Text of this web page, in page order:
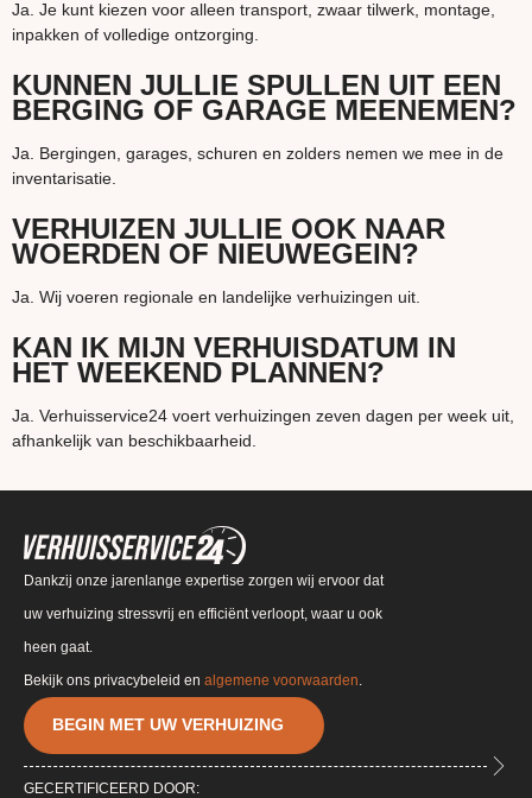
Ja. Je kunt kiezen voor alleen transport, zwaar tilwerk, montage,
inpakken of volledige ontzorging.
KUNNEN JULLIE SPULLEN UIT EEN
BERGING OF GARAGE MEENEMEN?
Ja. Bergingen, garages, schuren en zolders nemen we mee in de
inventarisatie.
VERHUIZEN JULLIE OOK NAAR
WOERDEN OF NIEUWEGEIN?
Ja. Wij voeren regionale en landelijke verhuizingen uit.
KAN IK MIJN VERHUISDATUM IN
HET WEEKEND PLANNEN?
Ja. Verhuisservice24 voert verhuizingen zeven dagen per week uit,
afhankelijk van beschikbaarheid.
Dankzij onze jarenlange expertise zorgen wij ervoor dat
uw verhuizing stressvrij en efficiënt verloopt, waar u ook
heen gaat.
BEGIN MET UW VERHUIZING
GECERTIFICEERD DOOR:
Bekijk ons privacybeleid en algemene voorwaarden.